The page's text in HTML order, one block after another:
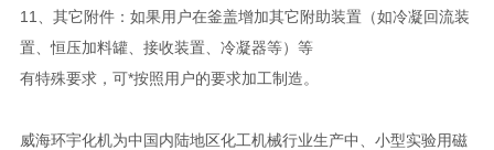
11、其它附件：如果用户在釜盖增加其它附助装置（如冷凝回流装
置、恒压加料罐、接收装置、冷凝器等）等
有特殊要求，可*按照用户的要求加工制造。
威海环宇化机为中国内陆地区化工机械行业生产中、小型实验用磁